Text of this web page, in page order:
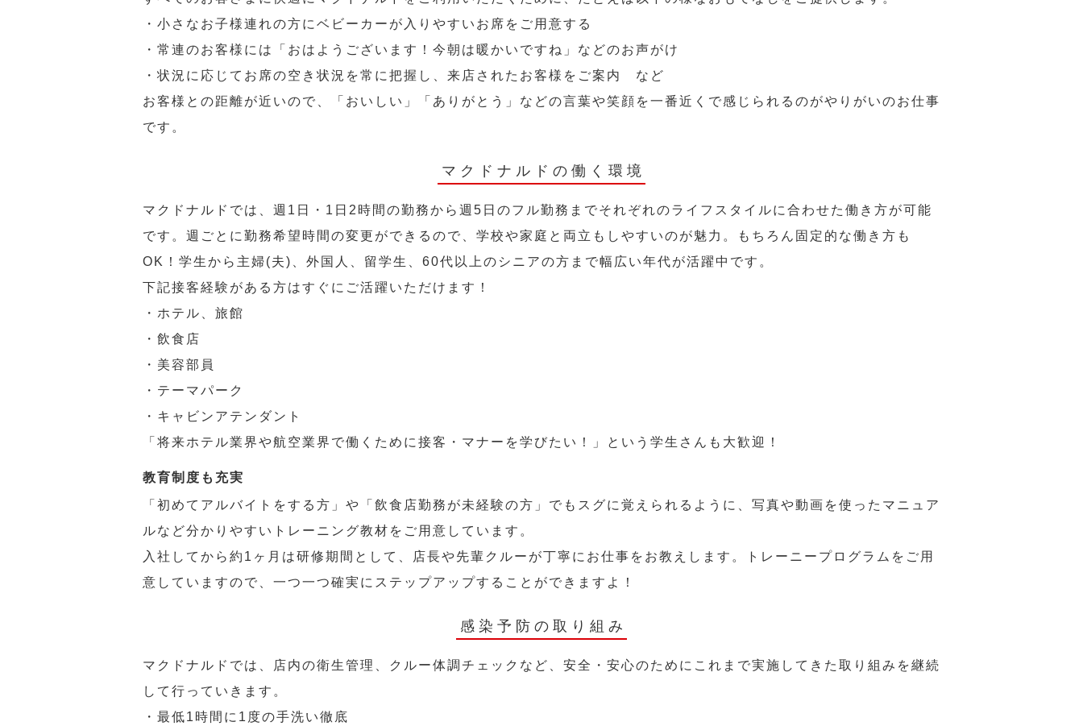
・小さなお子様連れの方にベビーカーが入りやすいお席をご用意する
・常連のお客様には「おはようございます！今朝は暖かいですね」などのお声がけ
・状況に応じてお席の空き状況を常に把握し、来店されたお客様をご案内 など
お客様との距離が近いので、「おいしい」「ありがとう」などの言葉や笑顔を一番近くで感じられるのがやりがいのお仕事
です。
マクドナルドの働く環境
マクドナルドでは、週1日・1日2時間の勤務から週5日のフル勤務までそれぞれのライフスタイルに合わせた働き方が可能
です。週ごとに勤務希望時間の変更ができるので、学校や家庭と両立もしやすいのが魅力。もちろん固定的な働き方も
OK！学生から主婦(夫)、外国人、留学生、60代以上のシニアの方まで幅広い年代が活躍中です。
下記接客経験がある方はすぐにご活躍いただけます！
・ホテル、旅館
・飲食店
・美容部員
・テーマパーク
・キャビンアテンダント
「将来ホテル業界や航空業界で働くために接客・マナーを学びたい！」という学生さんも大歓迎！
教育制度も充実
「初めてアルバイトをする方」や「飲食店勤務が未経験の方」でもスグに覚えられるように、写真や動画を使ったマニュア
ルなど分かりやすいトレーニング教材をご用意しています。
入社してから約1ヶ月は研修期間として、店長や先輩クルーが丁寧にお仕事をお教えします。トレーニープログラムをご用
意していますので、一つ一つ確実にステップアップすることができますよ！
感染予防の取り組み
マクドナルドでは、店内の衛生管理、クルー体調チェックなど、安全・安心のためにこれまで実施してきた取り組みを継続
して行っていきます。
・最低1時間に1度の手洗い徹底